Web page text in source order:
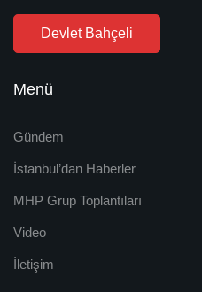
Devlet Bahçeli
Menü
Gündem
İstanbul’dan Haberler
MHP Grup Toplantıları
Video
İletişim